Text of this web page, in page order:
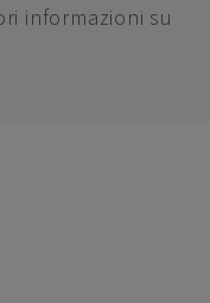
informazioni su